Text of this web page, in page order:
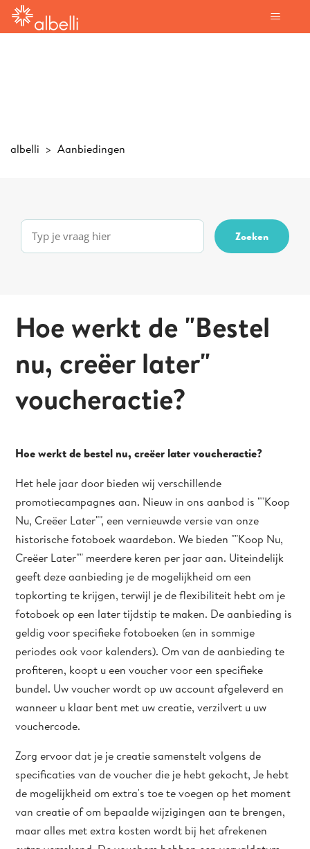
albelli Aanbiedingen
Hoe werkt de "Bestel
nu, creëer later"
voucheractie?
Hoe werkt de bestel nu, creëer later voucheractie?
Het hele jaar door bieden wij verschillende
promotiecampagnes aan. Nieuw in ons aanbod is ""Koop
Nu, Creëer Later"", een vernieuwde versie van onze
historische fotoboek waardebon. We bieden ""Koop Nu,
Creëer Later"" meerdere keren per jaar aan. Uiteindelijk
geeft deze aanbieding je de mogelijkheid om een ​​
topkorting te krijgen, terwijl je de flexibiliteit hebt om je
fotoboek op een later tijdstip te maken. De aanbieding is
geldig voor specifieke fotoboeken (en in sommige
periodes ook voor kalenders). Om van de aanbieding te
profiteren, koopt u een voucher voor een specifieke
bundel. Uw voucher wordt op uw account afgeleverd en
wanneer u klaar bent met uw creatie, verzilvert u uw
vouchercode.
Zorg ervoor dat je je creatie samenstelt volgens de
specificaties van de voucher die je hebt gekocht, Je hebt
de mogelijkheid om extra's toe te voegen op het moment
van creatie of om bepaalde wijzigingen aan te brengen,
maar alles met extra kosten wordt bij het afrekenen